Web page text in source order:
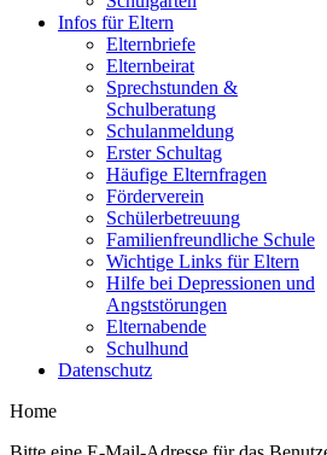
Infos für Eltern
Elternbriefe
Elternbeirat
Sprechstunden &
Schulberatung
Schulanmeldung
Erster Schultag
Häufige Elternfragen
Förderverein
Schülerbetreuung
Familienfreundliche Schule
Wichtige Links für Eltern
Hilfe bei Depressionen und
Angststörungen
Elternabende
Schulhund
Datenschutz
Home